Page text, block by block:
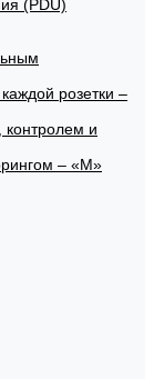
(PDU)
розетки –
контролем и
– «М»